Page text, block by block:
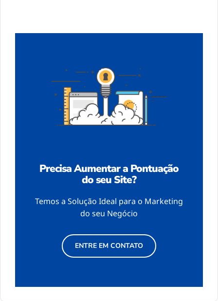
Precisa Aumentar a Pontuação
do seu Site?
Temos a Solução Ideal para o Marketing
do seu Negócio
ENTRE EM CONTATO